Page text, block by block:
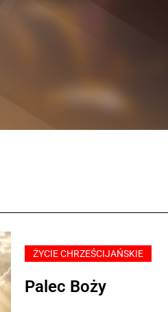
ŻYCIE CHRZEŚCIJAŃSKIE
Palec Boży